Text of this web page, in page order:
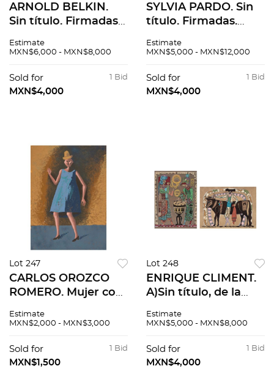
ARNOLD BELKIN.
Sin título. Firmadas y
Serigrafías 29 / 200 y
cm cu. Pzas: 2
Estimate
MXN$6,000 - MXN$8,000
1 Bid
Sold for
MXN$4,000
SYLVIA PARDO. Sin
título. Firmadas.
20.5 x 13.5 cm
enmarcadas
Estimate
MXN$5,000 - MXN$12,000
1 Bid
Sold for
MXN$4,000
Lot 247
CARLOS OROZCO
ROMERO. Mujer con
Serigrafía P. A. 76 x
totales
Estimate
MXN$2,000 - MXN$3,000
1 Bid
Sold for
MXN$1,500
Lot 248
ENRIQUE CLIMENT.
A)Sin título, de la
B)Torero. Firmadas.
56x76cm cu. Piezas:
2
Estimate
MXN$5,000 - MXN$8,000
1 Bid
Sold for
MXN$4,000